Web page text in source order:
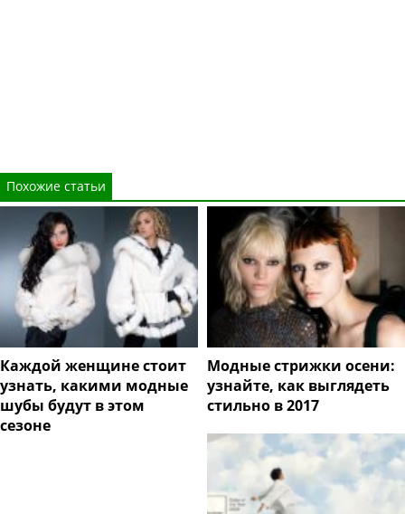
Похожие статьи
Каждой женщине стоит
узнать, какими модные
шубы будут в этом
сезоне
Модные стрижки осени:
узнайте, как выглядеть
стильно в 2017